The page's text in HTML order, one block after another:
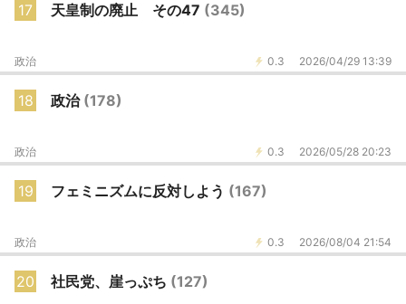
17 天皇制の廃止 その47 (345)
0.3 2026/04/29 13:39
政治
18 政治 (178)
0.3 2026/05/28 20:23
政治
19 フェミニズムに反対しよう (167)
0.3 2026/08/04 21:54
政治
20 社民党、崖っぷち (127)